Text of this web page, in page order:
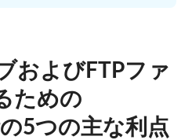
およびFTPファ
ための
5つの主な利点